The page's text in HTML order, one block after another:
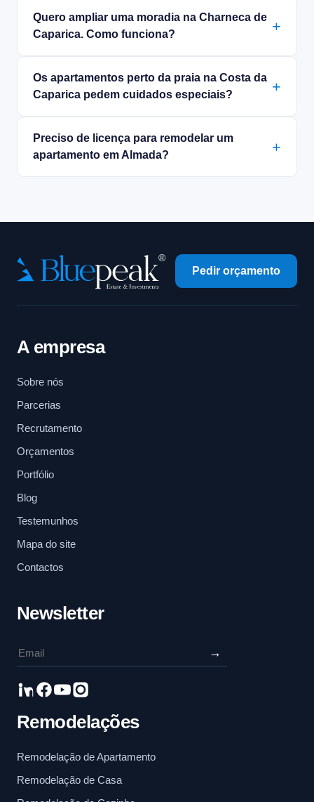
Quero ampliar uma moradia na Charneca de
Caparica. Como funciona?
Os apartamentos perto da praia na Costa da
Caparica pedem cuidados especiais?
Preciso de licença para remodelar um
apartamento em Almada?
Pedir orçamento
A empresa
Sobre nós
Parcerias
Recrutamento
Orçamentos
Portfólio
Blog
Testemunhos
Mapa do site
Contactos
Newsletter
→
Remodelações
Remodelação de Apartamento
Remodelação de Casa